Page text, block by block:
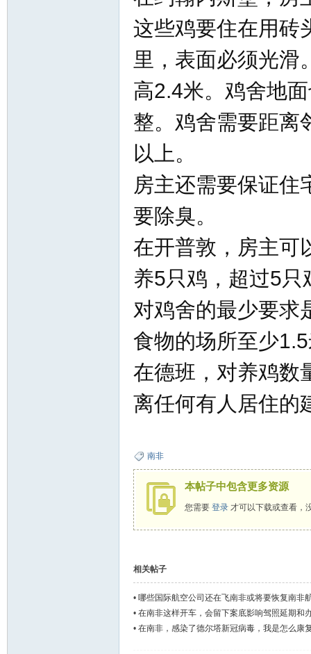
这些鸡要住在用砖
里，表面必须光滑
高2.4米。鸡舍地
整。鸡舍需要距离
以上。
房主还需要保证住
要除臭。
在开普敦，房主可
养5只鸡，超过5只
对鸡舍的最少要求
食物的场所至少
在德班，对养鸡数
离任何有人居住的
南非
本帖子中包含更多资源
您需要 登录才可以下载或查看，
相关帖子
• 哪些国际航空公司还在飞南非或将要恢复南非
• 在南非这样开车，会留下案底影响驾照延期和
• 在南非，感染了德尔塔新冠病毒，我是怎么康